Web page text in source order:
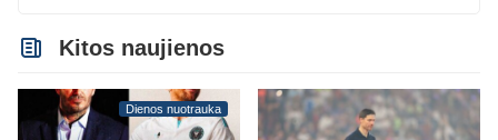
Kitos naujienos
Dienos nuotrauka